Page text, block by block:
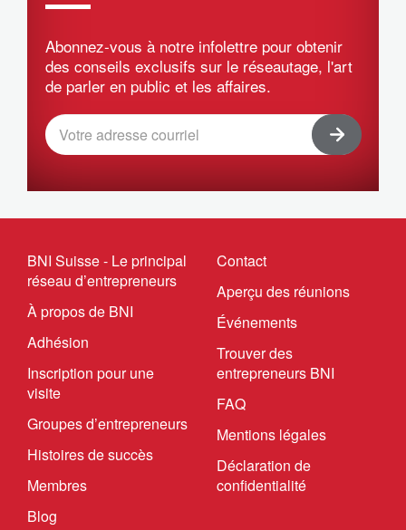
Abonnez-vous à notre infolettre pour obtenir
des conseils exclusifs sur le réseautage, l'art
de parler en public et les affaires.
BNI Suisse - Le principal
réseau d’entrepreneurs
À propos de BNI
Adhésion
Inscription pour une
visite
Groupes d’entrepreneurs
Histoires de succès
Membres
Blog
Contact
Aperçu des réunions
Événements
Trouver des
entrepreneurs BNI
FAQ
Mentions légales
Déclaration de
confidentialité